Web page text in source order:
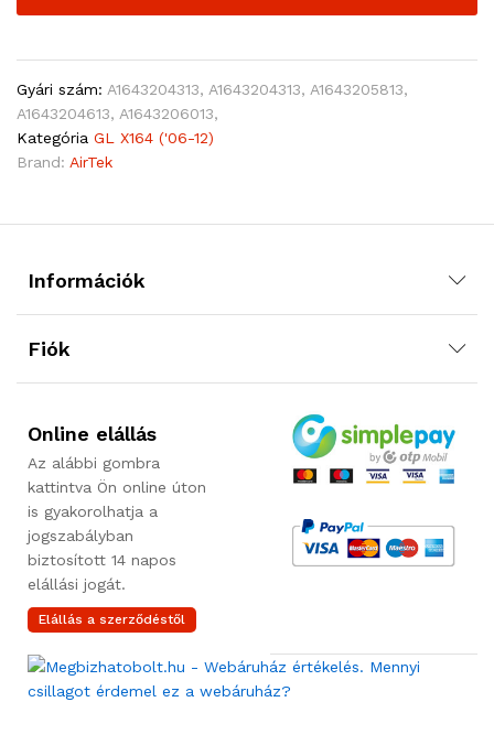
Gyári szám: A1643204313, A1643204313, A1643205813,
A1643204613, A1643206013,
Kategória GL X164 ('06-12)
Brand: AirTek
Információk
Fiók
Online elállás
Az alábbi gombra
kattintva Ön online úton
is gyakorolhatja a
jogszabályban
biztosított 14 napos
elállási jogát.
Elállás a szerződéstől